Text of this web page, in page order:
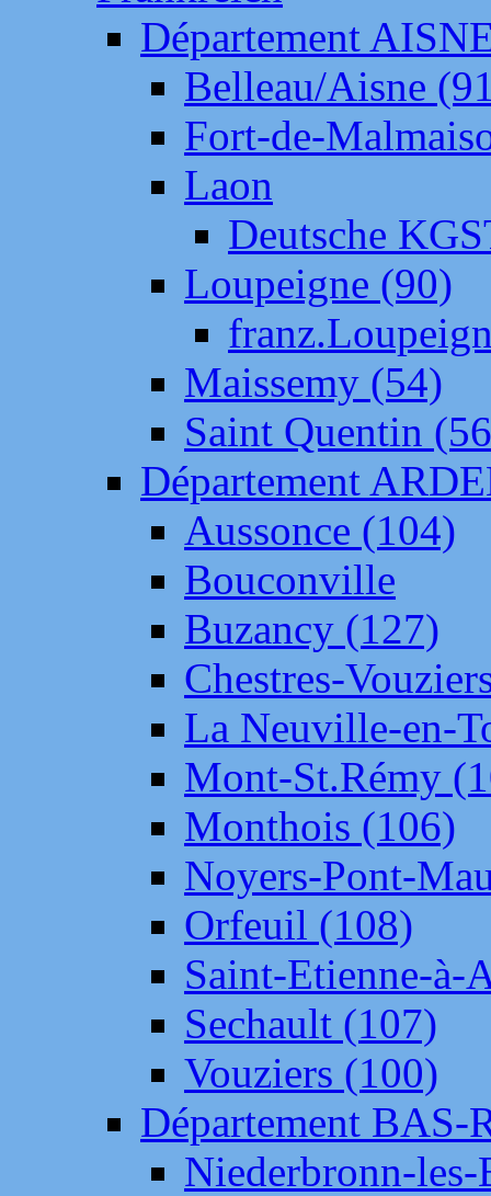
Département
Belleau/Aisne
Fort-de-
Laon
Deutsche
Loupeigne (90)
Maissemy (54)
Saint Quentin
Département
Aussonce (104)
Bouconville
Buzancy (127)
Chestres-
La Neuville-en-
Mont-St.Rémy
Monthois (106)
Noyers-Pont-
Orfeuil (108)
Saint-Etienne-à-
Sechault (107)
Vouziers (100)
Département BAS-
Niederbronn-